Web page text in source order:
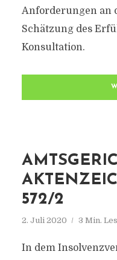
Anforderungen an
Schätzung des
Konsultation.
572/2
2. Juli 2020 3 Min.
In dem